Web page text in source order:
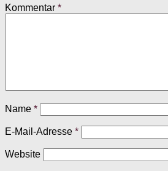
Kommentar *
Name *
E-Mail-Adresse *
Website